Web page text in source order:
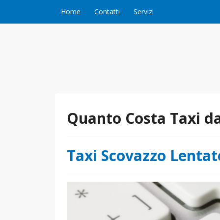
Home Contatti Servizi
Quanto Costa Taxi
Taxi Scovazzo